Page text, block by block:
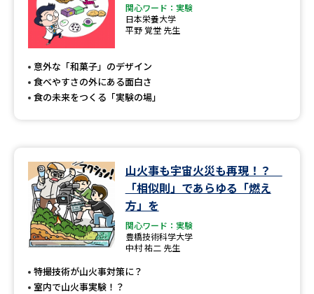
学問の教科書 夢ナビライブ
ユーザーサポート
Ｑ＆Ａ よくあるご質問
お支払いサイト
個人情報取扱規定
特定商取引表記
テレメール進学カタログ
関心ワード：実験
日本栄養大学
平野 覚堂 先生
意外な「和菓子」のデザイン
食べやすさの外にある面白さ
食の未来をつくる「実験の場」
山火事も宇宙火災も再現！？
「相似則」であらゆる「燃え
方」を
関心ワード：実験
豊橋技術科学大学
中村 祐二 先生
特撮技術が山火事対策に？
室内で山火事実験！？